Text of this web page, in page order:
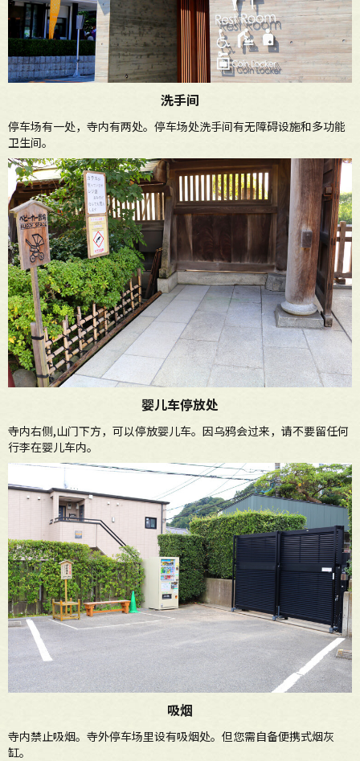
洗手间
停车场有一处，寺内有两处。停车场处洗手间有无障碍设施和多功能
卫生间。
婴儿车停放处
寺内右侧,山门下方，可以停放婴儿车。因乌鸦会过来，请不要留任何
行李在婴儿车内。
吸烟
寺内禁止吸烟。寺外停车场里设有吸烟处。但您需自备便携式烟灰
缸。